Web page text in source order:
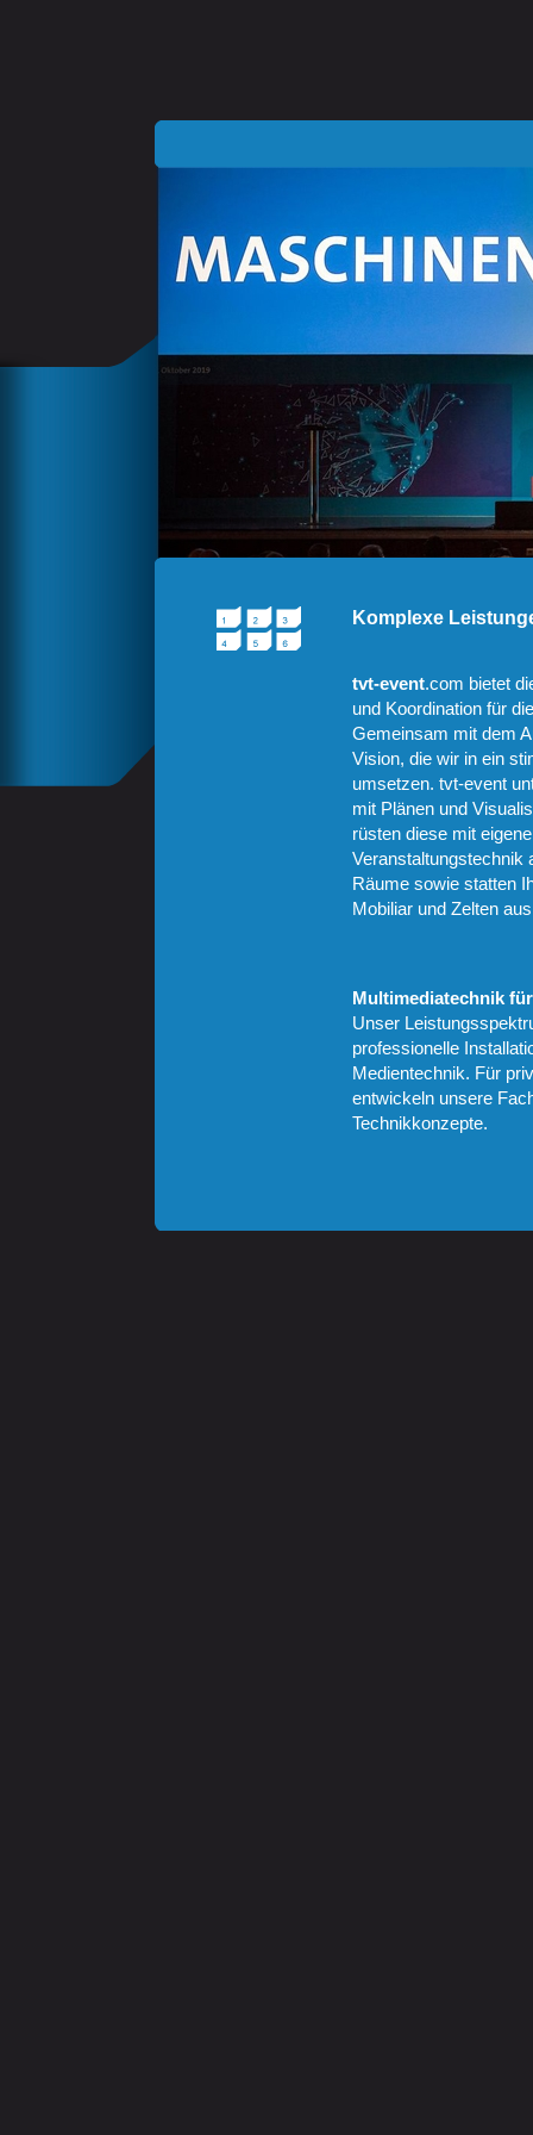
Komplexe
tvt-event.com bietet
und Koordination für
Gemeinsam mit dem
Vision, die wir in ein
umsetzen. tvt-event
mit Plänen und
rüsten diese mit
Veranstaltungstechnik
Räume sowie statten
Mobiliar und Zelten
Multimediatechnik
Unser
professionelle
Medientechnik. Für
entwickeln unsere
Technikkonzepte.